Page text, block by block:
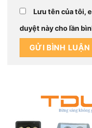
Lưu tên của tôi,
duyệt này cho lần